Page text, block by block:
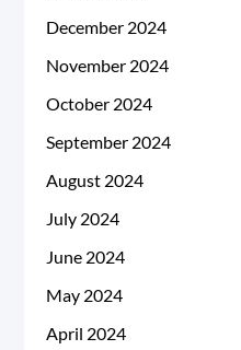
December 2024
November 2024
October 2024
September 2024
August 2024
July 2024
June 2024
May 2024
April 2024